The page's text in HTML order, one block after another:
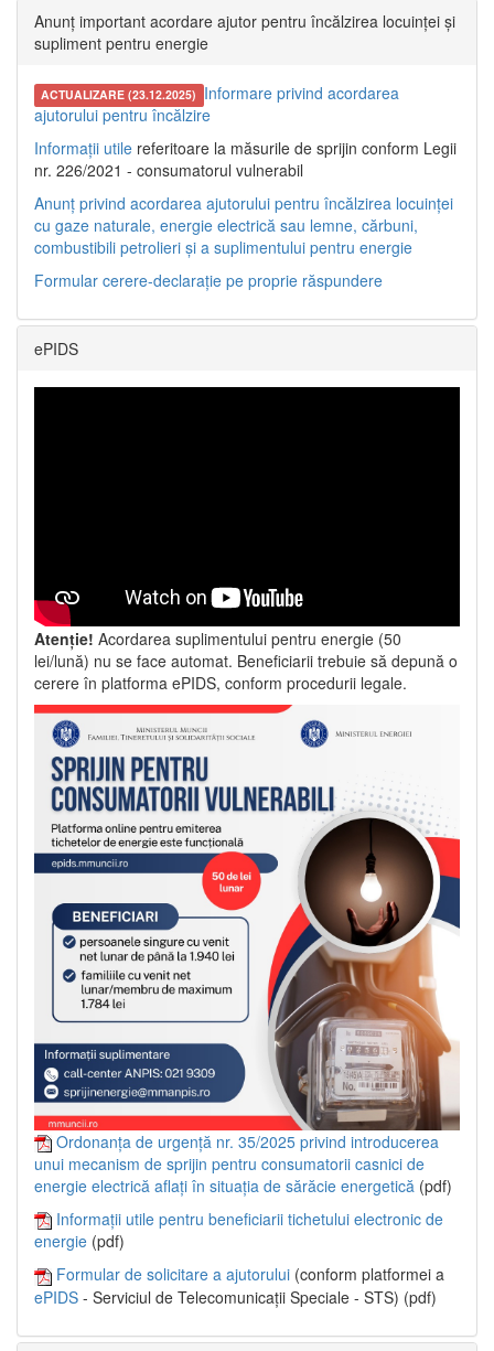
Anunț important acordare ajutor pentru încălzirea locuinței și
supliment pentru energie
ACTUALIZARE (23.12.2025) Informare privind acordarea
ajutorului pentru încălzire
Informații utile referitoare la măsurile de sprijin conform Legii
nr. 226/2021 - consumatorul vulnerabil
Anunț privind acordarea ajutorului pentru încălzirea locuinței
cu gaze naturale, energie electrică sau lemne, cărbuni,
combustibili petrolieri și a suplimentului pentru energie
Formular cerere-declarație pe proprie răspundere
ePIDS
Atenție! Acordarea suplimentului pentru energie (50
lei/lună) nu se face automat. Beneficiarii trebuie să depună o
cerere în platforma ePIDS, conform procedurii legale.
Ordonanța de urgență nr. 35/2025 privind introducerea
unui mecanism de sprijin pentru consumatorii casnici de
energie electrică aflați în situația de sărăcie energetică (pdf)
Informații utile pentru beneficiarii tichetului electronic de
energie (pdf)
Formular de solicitare a ajutorului (conform platformei a
ePIDS - Serviciul de Telecomunicații Speciale - STS) (pdf)